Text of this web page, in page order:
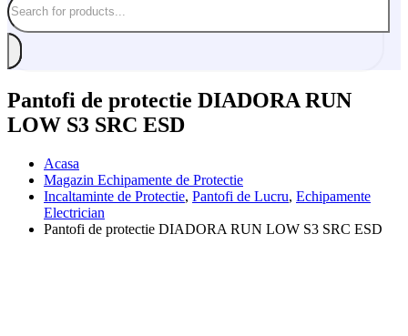
Pantofi de protectie DIADORA RUN
LOW S3 SRC ESD
Acasa
Magazin Echipamente de Protectie
Incaltaminte de Protectie, Pantofi de Lucru, Echipamente
Electrician
Pantofi de protectie DIADORA RUN LOW S3 SRC ESD